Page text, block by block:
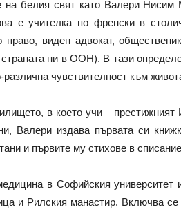
на белия свят като Валери Нисим
е учителка по френски в
виден адвокат,
ни в ООН). В тази
различна чувствителност към
в което учи –
Валери издава първата си
и първите му стихове в списание
в Софийския университет
и Рилския манастир. Включва